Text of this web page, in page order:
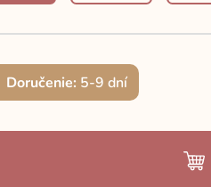
Doručenie: 5-9 dní